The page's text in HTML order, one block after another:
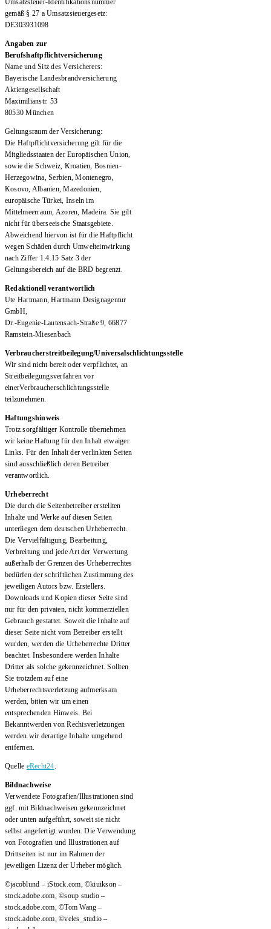
gemäß § 27 a Umsatzsteuergesetz:
DE303931098
Angaben zur
Berufshaftpflichtversicherung
Name und Sitz des Versicherers:
Bayerische Landesbrandversicherung
Aktiengesellschaft
Maximilianstr. 53
80530 München
Geltungsraum der Versicherung:
Die Haftpflichtversicherung gilt für die
Mitgliedsstaaten der Europäischen Union,
sowie die Schweiz, Kroatien, Bosnien-
Herzegowina, Serbien, Montenegro,
Kosovo, Albanien, Mazedonien,
europäische Türkei, Inseln im
Mittelmeerraum, Azoren, Madeira. Sie gilt
nicht für überseeische Staatsgebiete.
Abweichend hiervon ist für die Haftpflicht
wegen Schäden durch Umwelteinwirkung
nach Ziffer 1.4.15 Satz 3 der
Geltungsbereich auf die BRD begrenzt.
Redaktionell verantwortlich
Ute Hartmann, Hartmann Designagentur
GmbH,
Dr.-Eugenie-Lautensach-Straße 9, 66877
Ramstein-Miesenbach
Verbraucherstreitbeilegung/Universalschlichtungsstelle
Wir sind nicht bereit oder verpflichtet, an
Streitbeilegungsverfahren vor
einerVerbraucherschlichtungsstelle
teilzunehmen.
Haftungshinweis
Trotz sorgfältiger Kontrolle übernehmen
wir keine Haftung für den Inhalt etwaiger
Links. Für den Inhalt der verlinkten Seiten
sind ausschließlich deren Betreiber
verantwortlich.
Urheberrecht
Die durch die Seitenbetreiber erstellten
Inhalte und Werke auf diesen Seiten
unterliegen dem deutschen Urheberrecht.
Die Vervielfältigung, Bearbeitung,
Verbreitung und jede Art der Verwertung
außerhalb der Grenzen des Urheberrechtes
bedürfen der schriftlichen Zustimmung des
jeweiligen Autors bzw. Erstellers.
Downloads und Kopien dieser Seite sind
nur für den privaten, nicht kommerziellen
Gebrauch gestattet. Soweit die Inhalte auf
dieser Seite nicht vom Betreiber erstellt
wurden, werden die Urheberrechte Dritter
beachtet. Insbesondere werden Inhalte
Dritter als solche gekennzeichnet. Sollten
Sie trotzdem auf eine
Urheberrechtsverletzung aufmerksam
werden, bitten wir um einen
entsprechenden Hinweis. Bei
Bekanntwerden von Rechtsverletzungen
werden wir derartige Inhalte umgehend
entfernen.
Quelle eRecht24
Bildnachweise
Verwendete Fotografien/Illustrationen sind
ggf. mit Bildnachweisen gekennzeichnet
oder unten aufgeführt, soweit sie nicht
selbst angefertigt wurden. Die Verwendung
von Fotografien und Illustrationen auf
Drittseiten ist nur im Rahmen der
jeweiligen Lizenz der Urheber möglich.
©jacoblund – iStock.com, ©kiuikson –
stock.adobe.com, ©soup studio –
stock.adobe.com, ©Tom Wang –
stock.adobe.com, ©veles_studio –